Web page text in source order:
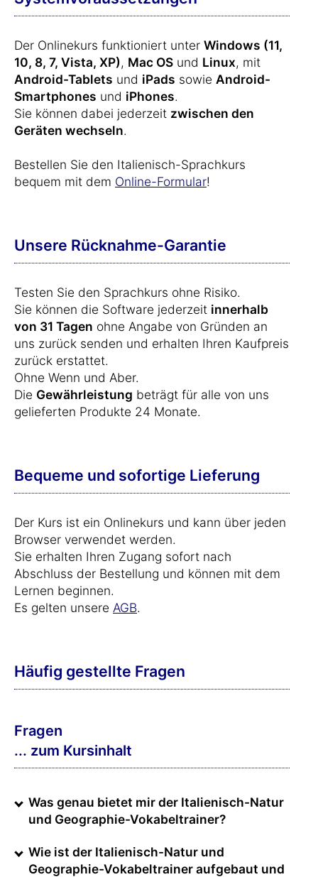
Der Onlinekurs funktioniert unter Windows (11,
10, 8, 7, Vista, XP), Mac OS und Linux, mit
Android-Tablets und iPads sowie Android-
Smartphones und iPhones.
Sie können dabei jederzeit zwischen den
Geräten wechseln.
Bestellen Sie den Italienisch-Sprachkurs
bequem mit dem Online-Formular!
Unsere Rücknahme-Garantie
Testen Sie den Sprachkurs ohne Risiko.
Sie können die Software jederzeit innerhalb
von 31 Tagen ohne Angabe von Gründen an
uns zurück senden und erhalten Ihren Kaufpreis
zurück erstattet.
Ohne Wenn und Aber.
Die Gewährleistung beträgt für alle von uns
gelieferten Produkte 24 Monate.
Bequeme und sofortige Lieferung
Der Kurs ist ein Onlinekurs und kann über jeden
Browser verwendet werden.
Sie erhalten Ihren Zugang sofort nach
Abschluss der Bestellung und können mit dem
Lernen beginnen.
Es gelten unsere AGB.
Häufig gestellte Fragen
Fragen
... zum Kursinhalt
Was genau bietet mir der Italienisch-Natur
und Geographie-Vokabeltrainer?
Wie ist der Italienisch-Natur und
Geographie-Vokabeltrainer aufgebaut und